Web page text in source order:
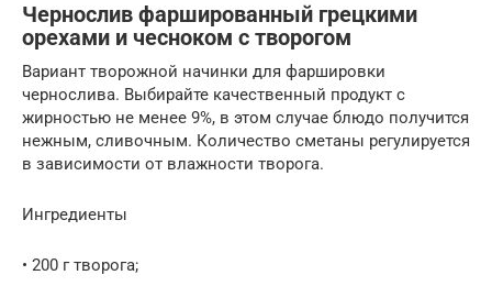
Чернослив фаршированный грецкими
орехами и чесноком с творогом
Вариант творожной начинки для фаршировки
чернослива. Выбирайте качественный продукт с
жирностью не менее 9%, в этом случае блюдо получится
нежным, сливочным. Количество сметаны регулируется
в зависимости от влажности творога.
Ингредиенты
• 200 г творога;